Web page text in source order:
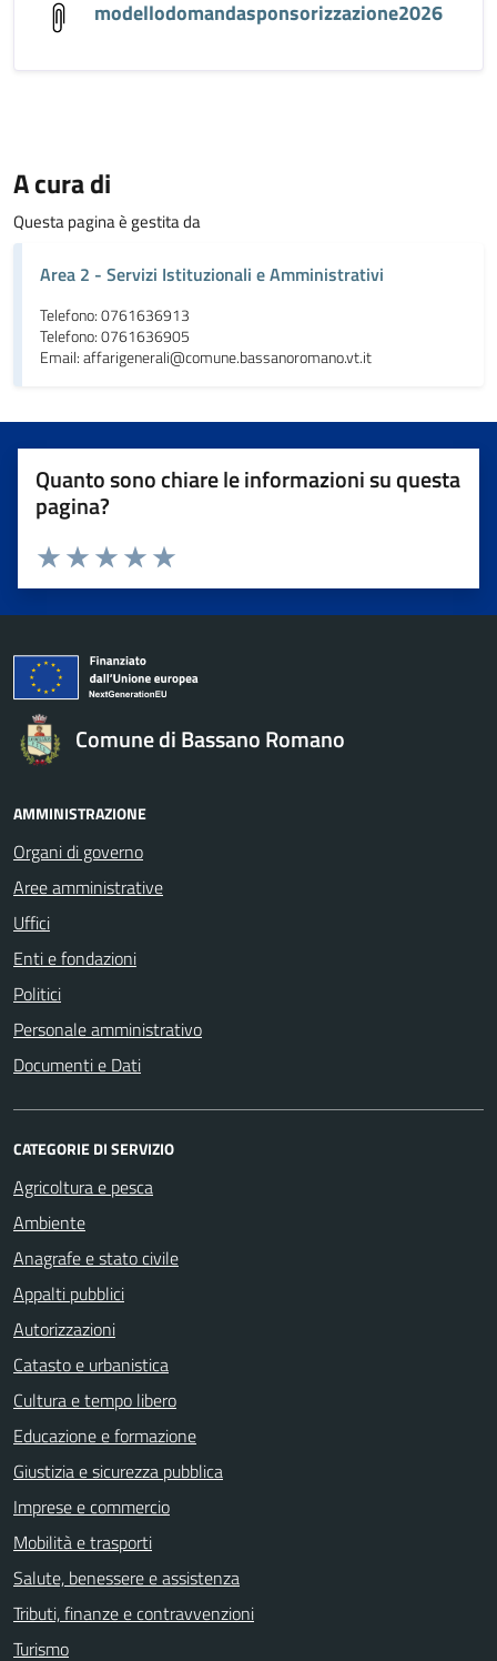
modellodomandasponsorizzazione2026
A cura di
Questa pagina è gestita da
Area 2 - Servizi Istituzionali e Amministrativi
Telefono: 0761636913
Telefono: 0761636905
Email: affarigenerali@comune.bassanoromano.vt.it
Quanto sono chiare le informazioni su questa
pagina?
Valuta da 1 a 5 stelle la pagina
Valuta 5 stelle su 5
Valuta 4 stelle su 5
Valuta 3 stelle su 5
Valuta 2 stelle su 5
Valuta 1 stelle su 5
Comune di Bassano Romano
AMMINISTRAZIONE
Organi di governo
Aree amministrative
Uffici
Enti e fondazioni
Politici
Personale amministrativo
Documenti e Dati
CATEGORIE DI SERVIZIO
Agricoltura e pesca
Ambiente
Anagrafe e stato civile
Appalti pubblici
Autorizzazioni
Catasto e urbanistica
Cultura e tempo libero
Educazione e formazione
Giustizia e sicurezza pubblica
Imprese e commercio
Mobilità e trasporti
Salute, benessere e assistenza
Tributi, finanze e contravvenzioni
Turismo